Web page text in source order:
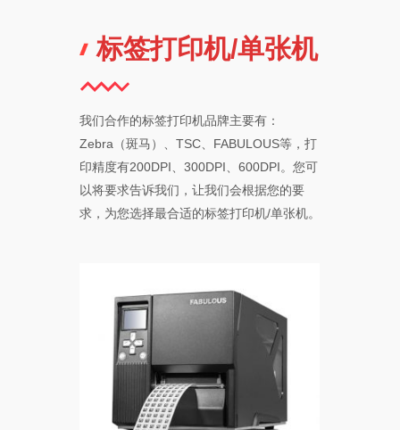
标签打印机/单张机
我们合作的标签打印机品牌主要有：
Zebra（斑马）、TSC、FABUL​OUS等，打
印精度有200DPI、300DPI、600DPI。您可
以将要求告诉我们，让我们会根据您的要
求，为您选择最合适的标签打印机/单张机。